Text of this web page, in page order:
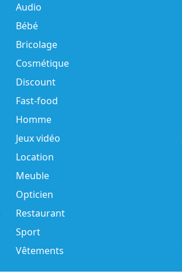
Audio
Bébé
Bricolage
Cosmétique
Discount
Fast-food
Homme
Jeux vidéo
Location
Meuble
Opticien
Restaurant
Sport
Vêtements